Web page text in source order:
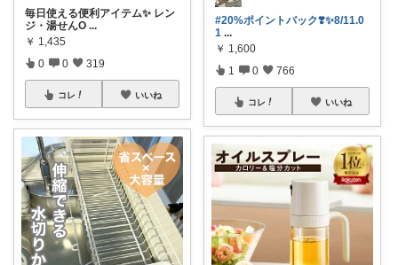
毎日使える便利アイテム✨ レン
ジ・湯せんO ...
￥ 1,435
0 0 319
コレ いいね
#20%ポイントバック❣️✨8/11.0
1 ...
￥ 1,600
1 0 766
コレ いいね